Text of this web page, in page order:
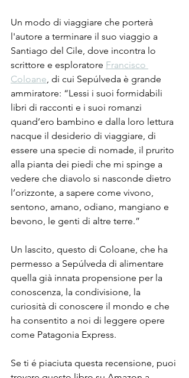
Un modo di viaggiare che porterà
l'autore a terminare il suo viaggio a
Santiago del Cile, dove incontra lo
scrittore e esploratore Francisco
Coloane , di cui Sepúlveda è grande
ammiratore: “Lessi i suoi formidabili
libri di racconti e i suoi romanzi
quand’ero bambino e dalla loro lettura
nacque il desiderio di viaggiare, di
essere una specie di nomade, il prurito
alla pianta dei piedi che mi spinge a
vedere che diavolo si nasconde dietro
l’orizzonte, a sapere come vivono,
sentono, amano, odiano, mangiano e
bevono, le genti di altre terre.”
Un lascito, questo di Coloane, che ha
permesso a Sepúlveda di alimentare
quella già innata propensione per la
conoscenza, la condivisione, la
curiosità di conoscere il mondo e che
ha consentito a noi di leggere opere
come Patagonia Express.
Se ti é piaciuta questa recensione, puoi